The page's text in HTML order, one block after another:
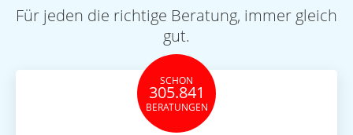
Für jeden die richtige Beratung, immer gleich
gut.
SCHON
305.841
BERATUNGEN